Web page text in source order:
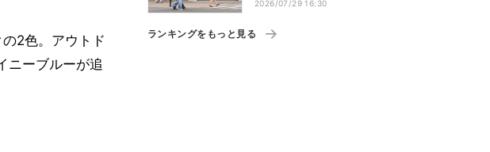
2色。アウトド
ニーブルーが追
2026/07/29 16:30
ランキングをもっと見る